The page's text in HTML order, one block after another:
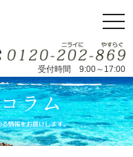
受付時間 9:00～17:00